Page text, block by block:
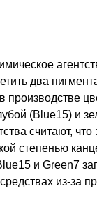
два
производстве
(Blue15) и
считают,
степенью
и Green7
из-за